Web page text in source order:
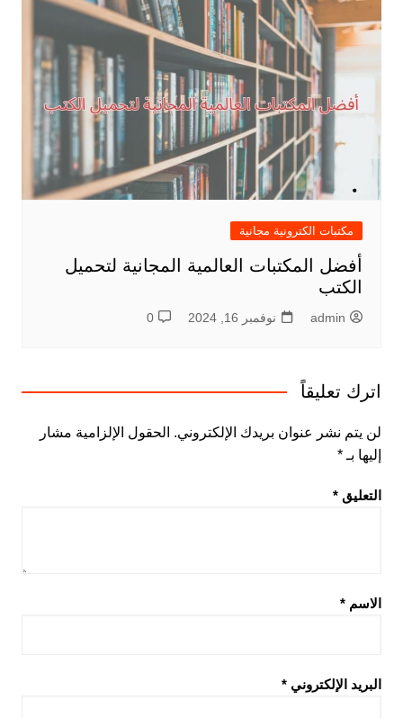
مكتبات الكترونية مجانية
أفضل المكتبات العالمية المجانية لتحميل
الكتب
admin نوفمبر 16, 2024 0
اترك تعليقاً
لن يتم نشر عنوان بريدك الإلكتروني. الحقول الإلزامية مشار
إليها بـ *
التعليق *
الاسم *
البريد الإلكتروني *